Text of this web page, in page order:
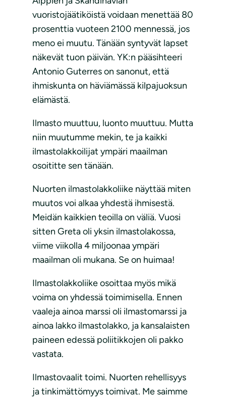
vuoristojäätiköistä voidaan menettää 80
prosenttia vuoteen 2100 mennessä, jos
meno ei muutu. Tänään syntyvät lapset
näkevät tuon päivän. YK:n pääsihteeri
Antonio Guterres on sanonut, että
ihmiskunta on häviämässä kilpajuoksun
elämästä.
Ilmasto muuttuu, luonto muuttuu. Mutta
niin muutumme mekin, te ja kaikki
ilmastolakkoilijat ympäri maailman
osoititte sen tänään.
Nuorten ilmastolakkoliike näyttää miten
muutos voi alkaa yhdestä ihmisestä.
Meidän kaikkien teoilla on väliä. Vuosi
sitten Greta oli yksin ilmastolakossa,
viime viikolla 4 miljoonaa ympäri
maailman oli mukana. Se on huimaa!
Ilmastolakkoliike osoittaa myös mikä
voima on yhdessä toimimisella. Ennen
vaaleja ainoa marssi oli ilmastomarssi ja
ainoa lakko ilmastolakko, ja kansalaisten
paineen edessä poliitikkojen oli pakko
vastata.
Ilmastovaalit toimi. Nuorten rehellisyys
ja tinkimättömyys toimivat. Me saimme